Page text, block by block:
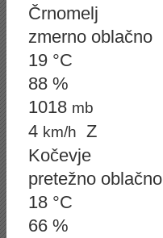
Črnomelj
zmerno oblačno
19 °C
88 %
1018 mb
4 km/h
Z
Kočevje
pretežno oblačno
18 °C
66 %